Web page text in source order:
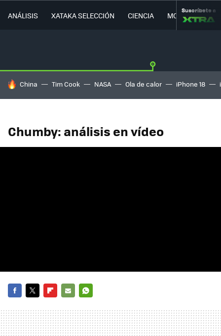
ANÁLISIS XATAKA SELECCIÓN CIENCIA MOVILIDAD
Suscríbete a
HOY SE HABLA DE
China Tim Cook NASA Ola de calor iPhone 18
Chumby: análisis en vídeo
MAIL